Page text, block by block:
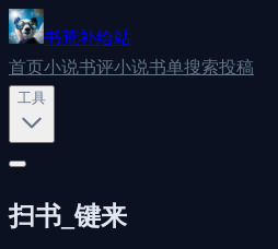
书荒补给站
首页小说书评小说书单搜索投稿
工具
扫书_键来